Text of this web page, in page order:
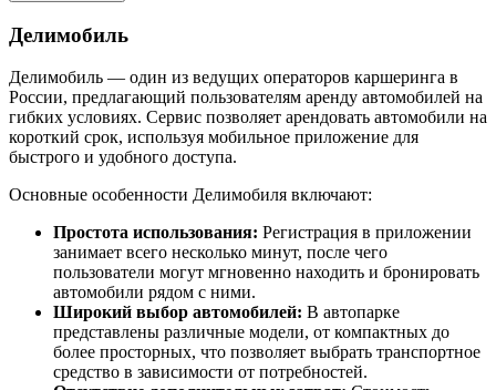
Делимобиль
Делимобиль — один из ведущих операторов каршеринга в
России, предлагающий пользователям аренду автомобилей на
гибких условиях. Сервис позволяет арендовать автомобили на
короткий срок, используя мобильное приложение для
быстрого и удобного доступа.
Основные особенности Делимобиля включают:
Простота использования: Регистрация в приложении
занимает всего несколько минут, после чего
пользователи могут мгновенно находить и бронировать
автомобили рядом с ними.
Широкий выбор автомобилей: В автопарке
представлены различные модели, от компактных до
более просторных, что позволяет выбрать транспортное
средство в зависимости от потребностей.